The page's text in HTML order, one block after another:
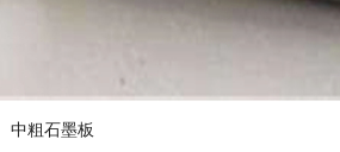
中粗石墨板